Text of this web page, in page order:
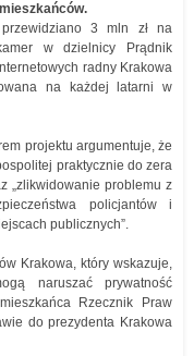
3 mln zł na
w dzielnicy Prądnik
radny Krakowa
na każdej latarni w
projektu argumentuje, że
praktycznie do zera
„zlikwidowanie problemu z
policjantów i
publicznych”.
Krakowa, który wskazuje,
naruszać prywatność
Rzecznik Praw
do prezydenta Krakowa